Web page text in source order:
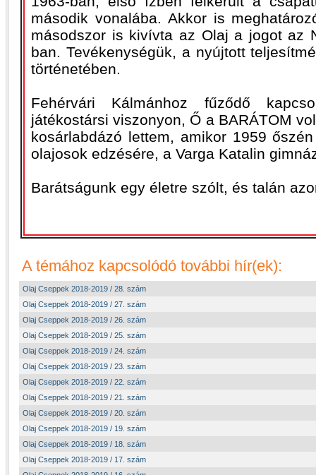
második vonalába. Akkor is
másodszor is kivívta az Olaj a jogot az
ban. Tevékenységük, a nyújtott
történetében.
Fehérvári Kálmánhoz fűződő
játékostársi viszonyon, Ő a BARÁTOM
kosárlabdázó lettem, amikor 1959
olajosok edzésére, a Varga Katalin
Barátságunk egy életre szólt, és talán
A témához kapcsolódó további hír(ek):
Olaj Cseppek 2018-2019 / 28. szám
Olaj Cseppek 2018-2019 / 27. szám
Olaj Cseppek 2018-2019 / 26. szám
Olaj Cseppek 2018-2019 / 25. szám
Olaj Cseppek 2018-2019 / 24. szám
Olaj Cseppek 2018-2019 / 23. szám
Olaj Cseppek 2018-2019 / 22. szám
Olaj Cseppek 2018-2019 / 21. szám
Olaj Cseppek 2018-2019 / 20. szám
Olaj Cseppek 2018-2019 / 19. szám
Olaj Cseppek 2018-2019 / 18. szám
Olaj Cseppek 2018-2019 / 17. szám